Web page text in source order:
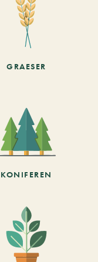
GRAESER
KONIFEREN